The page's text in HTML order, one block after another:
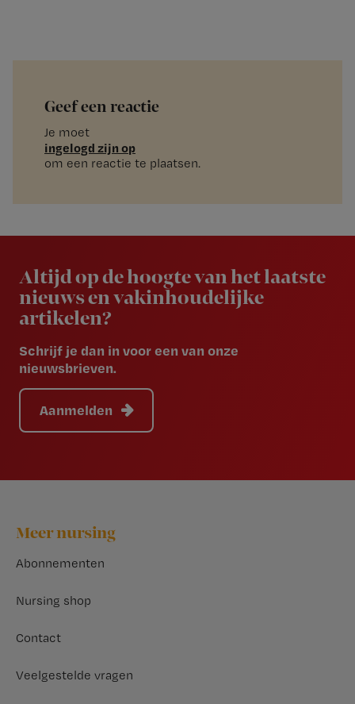
Geef een reactie
Je moet
ingelogd zijn op
om een reactie te plaatsen.
Altijd op de hoogte van het laatste
nieuws en vakinhoudelijke
artikelen?
Schrijf je dan in voor een van onze
nieuwsbrieven.
Aanmelden
Footer
Meer nursing
Abonnementen
Nursing shop
Contact
Veelgestelde vragen